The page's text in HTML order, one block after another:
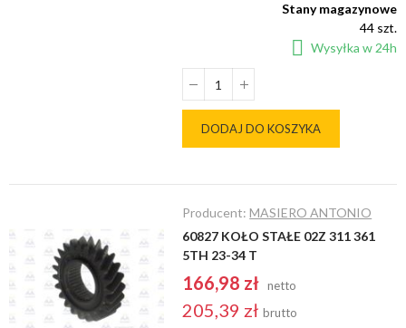
Stany magazynowe
44 szt.
Wysyłka w 24h
DODAJ DO KOSZYKA
Producent:MASIERO ANTONIO
60827 KOŁO STAŁE 02Z 311 361
5TH 23-34 T
166,98 zł netto
205,39 zł brutto